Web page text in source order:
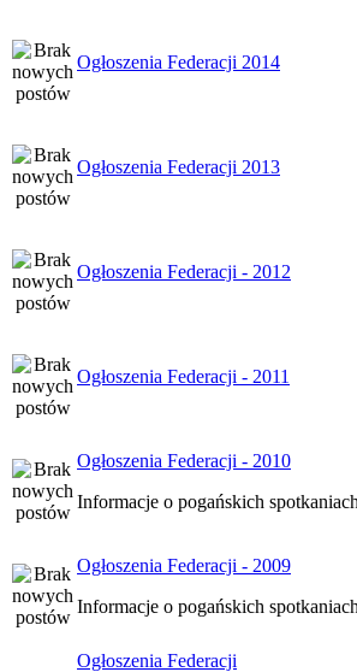
Ogłoszenia Federacji 2014
Ogłoszenia Federacji 2013
Ogłoszenia Federacji - 2012
Ogłoszenia Federacji - 2011
Ogłoszenia Federacji - 2010
Informacje o pogańskich
Ogłoszenia Federacji - 2009
Informacje o pogańskich
Ogłoszenia Federacji